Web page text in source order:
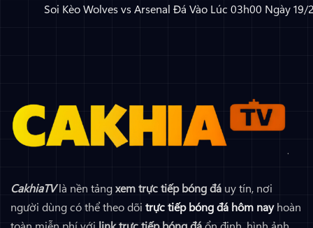
Soi Kèo Wolves vs Arsenal Đá Vào Lúc 03h00 Ngày 19/
CakhiaTVlà nền tảngxem trực tiếp bóng đá uy tín, nơi
người dùng có thể theo dõi trực tiếp bóng đá hôm nayhoàn